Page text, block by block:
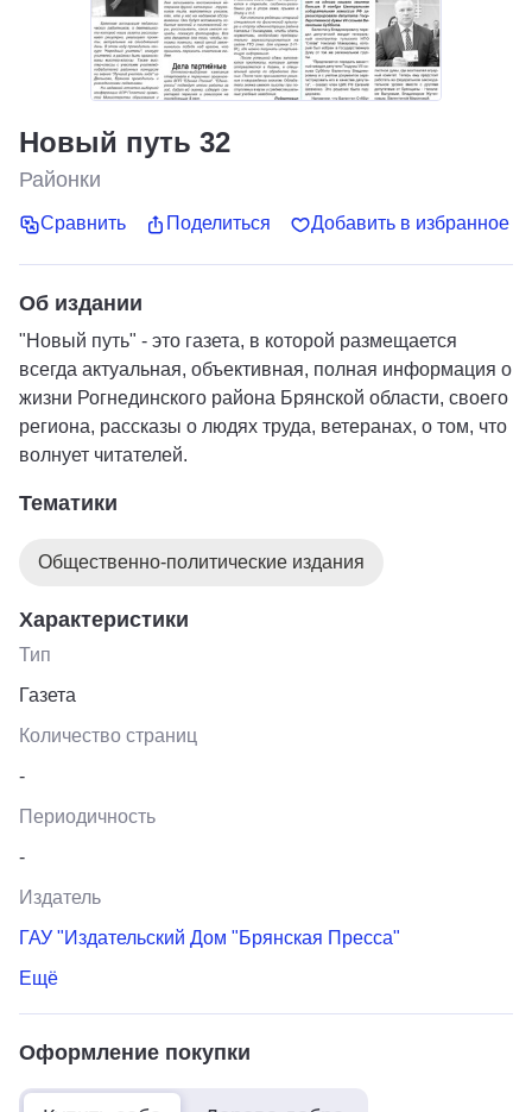
Новый путь 32
Районки
Сравнить Поделиться Добавить в избранное
Об издании
"Новый путь" - это газета, в которой размещается
всегда актуальная, объективная, полная информация о
жизни Рогнединского района Брянской области, своего
региона, рассказы о людях труда, ветеранах, о том, что
волнует читателей.
Тематики
Общественно-политические издания
Характеристики
Тип
Газета
Количество страниц
-
Периодичность
-
Издатель
ГАУ "Издательский Дом "Брянская Пресса"
Ещё
Оформление покупки